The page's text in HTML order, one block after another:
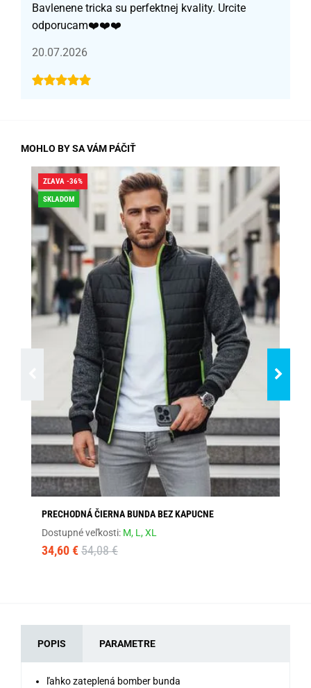
Bavlenene tricka su perfektnej kvality. Urcite
odporucam❤️❤️❤️
20.07.2026
MOHLO BY SA VÁM PÁČIŤ
ZĽAVA -36%
SKLADOM
PRECHODNÁ ČIERNA BUNDA BEZ KAPUCNE
Dostupné veľkosti: M, L,XL
34,60 € 54,08 €
POPIS PARAMETRE
ľahko zateplená bomber bunda